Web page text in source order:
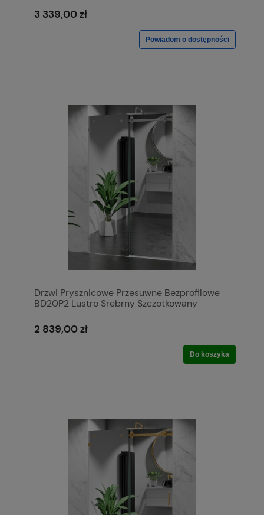
3 339,00 zł
Powiadom o dostępności
Drzwi Prysznicowe Przesuwne Bezprofilowe
BD20P2 Lustro Srebrny Szczotkowany
2 839,00 zł
Do koszyka